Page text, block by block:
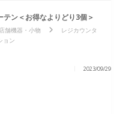
ン＜お得なよりどり3個＞
舗機器・小物
レジカウンタ
ョン
2023/09/29